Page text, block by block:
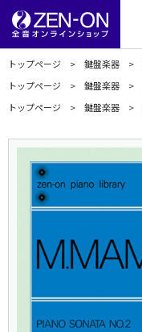
トップページ 鍵盤楽器
トップページ
鍵盤楽器
トップページ
鍵盤楽器